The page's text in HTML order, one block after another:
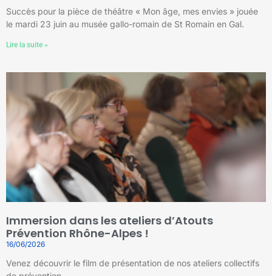
Succès pour la pièce de théâtre « Mon âge, mes envies » jouée
le mardi 23 juin au musée gallo-romain de St Romain en Gal.
Lire la suite »
Immersion dans les ateliers d’Atouts
Prévention Rhône-Alpes !
16/06/2026
Venez découvrir le film de présentation de nos ateliers collectifs